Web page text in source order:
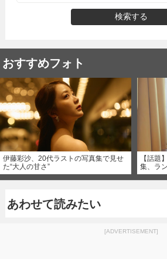
検索する
おすすめフォト
伊藤彩沙、20代ラストの写真集で見せ
た“大人の甘さ”
【話題
集、ラ
あわせて読みたい
[ADVERTISEMENT]